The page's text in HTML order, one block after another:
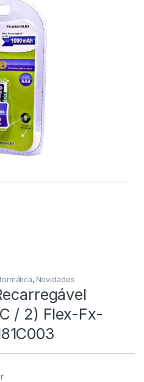
, Novidades
/ 2) Flex-Fx-